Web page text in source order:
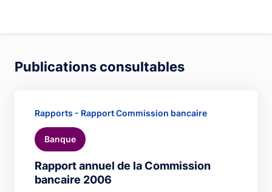
Publications consultables
Rapport annuel de la Commission
bancaire 2006
Rapports - Rapport Commission bancaire
Banque